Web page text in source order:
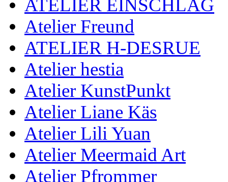
ATELIER EINSCHLAG
Atelier Freund
ATELIER H-DESRUE
Atelier hestia
Atelier KunstPunkt
Atelier Liane Käs
Atelier Lili Yuan
Atelier Meermaid Art
Atelier Pfrommer